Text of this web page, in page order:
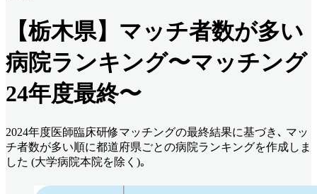
【栃木県】マッチ者数が多い
病院ランキング〜マッチング
24年度最終〜
2024年度医師臨床研修マッチングの最終結果に基づき､ マッ
チ者数が多い順に都道府県ごとの病院ランキングを作成しま
した (大学病院本院を除く)｡